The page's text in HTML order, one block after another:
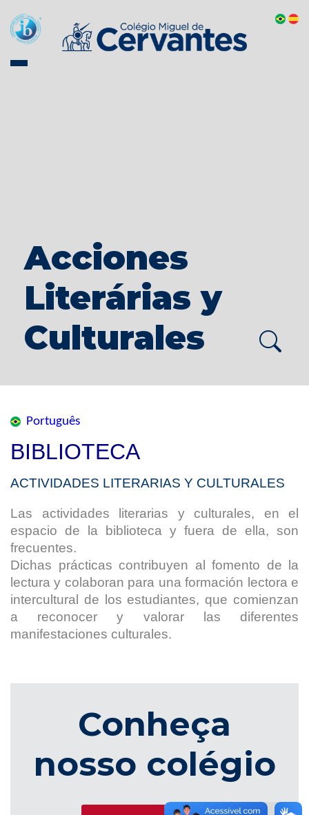
Acciones
Literárias y
Culturales
Português
BIBLIOTECA
ACTIVIDADES LITERARIAS Y CULTURALES
Las actividades literarias y culturales, en el
espacio de la biblioteca y fuera de ella, son
frecuentes.
Dichas prácticas contribuyen al fomento de la
lectura y colaboran para una formación lectora e
intercultural de los estudiantes, que comienzan
a reconocer y valorar las diferentes
manifestaciones culturales.
Conheça
nosso colégio